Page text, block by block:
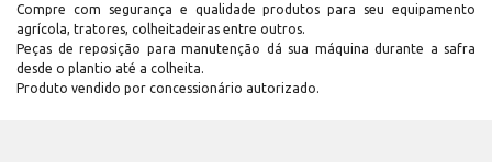
Compre com segurança e qualidade produtos para seu equipamento
agrícola, tratores, colheitadeiras entre outros.
Peças de reposição para manutenção dá sua máquina durante a safra
desde o plantio até a colheita.
Produto vendido por concessionário autorizado.